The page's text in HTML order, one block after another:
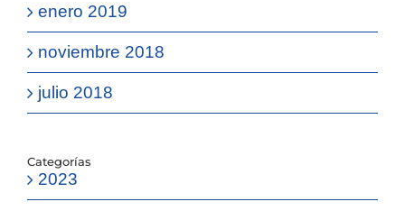
enero 2019
noviembre 2018
julio 2018
Categorías
2023